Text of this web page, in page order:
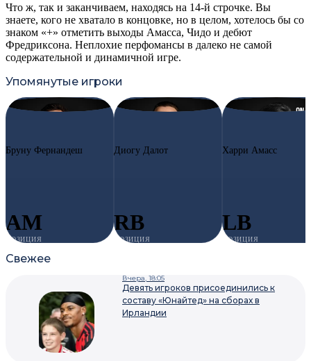
Что ж, так и заканчиваем, находясь на 14-й строчке. Вы
знаете, кого не хватало в концовке, но в целом, хотелось бы со
знаком «+» отметить выходы Амасса, Чидо и дебют
Фредриксона. Неплохие перфомансы в далеко не самой
содержательной и динамичной игре.
Упомянутые игроки
#8 BF
Бруну Фернандеш
AM
ПОЗИЦИЯ
#2 DD
Диогу Далот
RB
ПОЗИЦИЯ
#41 HA
Харри Амасс
LB
ПОЗИЦИЯ
Свежее
Вчера, 18:05
Девять игроков присоединились к
составу «Юнайтед» на сборах в
Ирландии